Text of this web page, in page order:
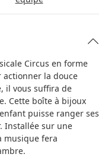
Circus en forme
actionner la douce
il vous suffira de
Cette boîte à bijoux
puisse ranger ses
Installée sur une
musique fera